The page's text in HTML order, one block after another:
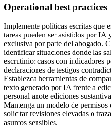
Operational best practices
Implemente políticas escritas que
tareas pueden ser asistidos por IA
exclusiva por parte del abogado.
identificar situaciones donde las
escrutinio: casos con indicadores
declaraciones de testigos
Establezca herramientas de
texto generado por IA frente a
personal anote ediciones
Mantenga un modelo de permisos
solicitar revisiones elevadas o
asuntos sensibles.